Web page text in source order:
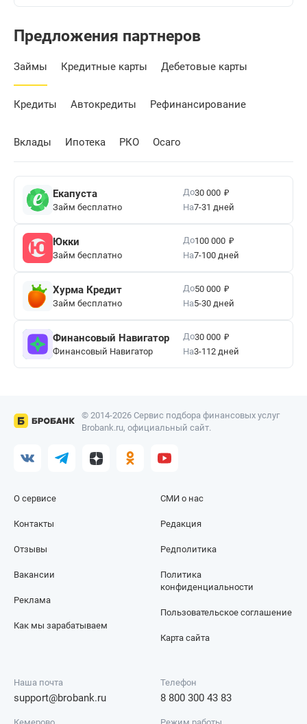
Предложения партнеров
Займы Кредитные карты Дебетовые карты
Кредиты Автокредиты Рефинансирование
Вклады Ипотека РКО Осаго
Екапуста
Займ бесплатно
До30 000 ₽
На7-31 дней
Юкки
Займ бесплатно
До100 000 ₽
На7-100 дней
Хурма Кредит
Займ бесплатно
До50 000 ₽
На5-30 дней
Финансовый Навигатор
Финансовый Навигатор
До30 000 ₽
На3-112 дней
© 2014-2026 Сервис подбора финансовых услуг
Brobank.ru, официальный сайт.
О сервисе
Контакты
Отзывы
СМИ о нас
Редакция
Редполитика
Вакансии
Реклама
Как мы зарабатываем
Политика
конфиденциальности
Пользовательское соглашение
Карта сайта
Наша почта
support@brobank.ru
Телефон
8 800 300 43 83